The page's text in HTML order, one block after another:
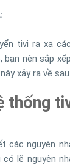
tivi ra xa
bạn nên sắp
xảy ra về sau.
thống
các nguyên
có lẽ nguyên